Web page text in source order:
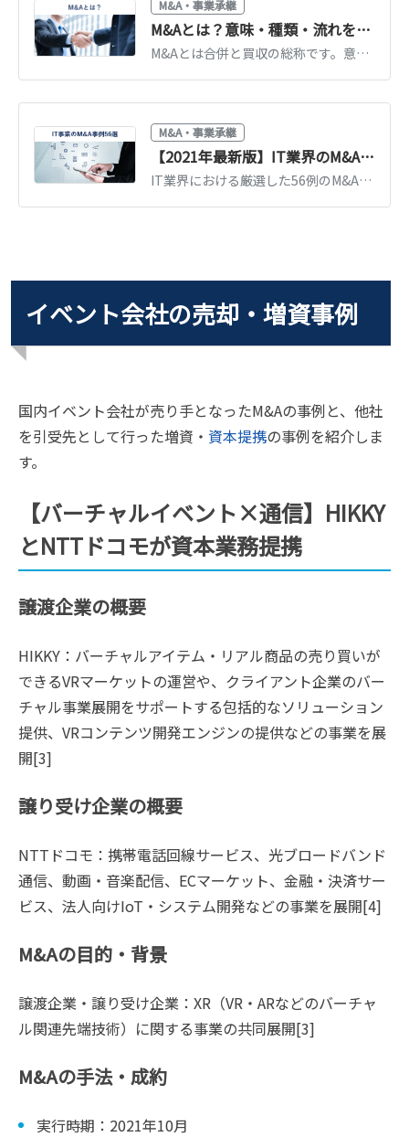
M&A・事業承継
M&Aとは？意味・種類・流れを図解でわかりやすく解説【2026年最新】
M&Aとは合併と買収の総称です。意味・目的・手法の種類・進め方の流れを図解でわかりやすく解説。中小企業の事業承継での活用や2026年の最新動向もまとめています。
M&A・事業承継
【2021年最新版】IT業界のM&A事例56選
IT業界における厳選した56例のM&Aについて、「2021年の最新事例」や「システム開発分野」などのジャンルに分けて解説します。 事例では売り手・買い手企業の特徴やM&Aの手法、売買価格を紹介します。（中小企業診断士 鈴木裕太 監修）
イベント会社の売却・増資事例
国内イベント会社が売り手となったM&Aの事例と、他社
を引受先として行った増資・ 資本提携の事例を紹介しま
す。
【バーチャルイベント×通信】HIKKY
とNTTドコモが資本業務提携
譲渡企業の概要
HIKKY：バーチャルアイテム・リアル商品の売り買いが
できるVRマーケットの運営や、クライアント企業のバー
チャル事業展開をサポートする包括的なソリューション
提供、VRコンテンツ開発エンジンの提供などの事業を展
開[3]
譲り受け企業の概要
NTTドコモ：携帯電話回線サービス、光ブロードバンド
通信、動画・音楽配信、ECマーケット、金融・決済サー
ビス、法人向けIoT・システム開発などの事業を展開[4]
M&Aの目的・背景
譲渡企業・譲り受け企業：XR（VR・ARなどのバーチャ
ル関連先端技術）に関する事業の共同展開[3]
M&Aの手法・成約
実行時期：2021年10月